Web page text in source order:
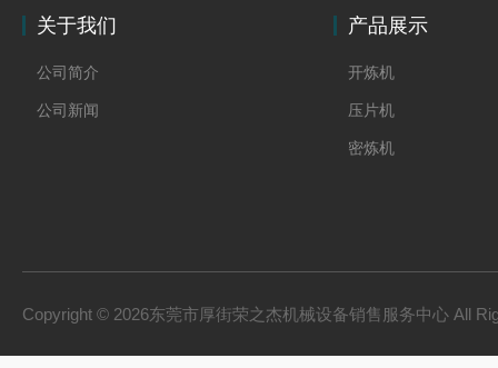
关于我们
公司简介
公司新闻
产品展示
开炼机
压片机
密炼机
Copyright © 2026东莞市厚街荣之杰机械设备销售服务中心 All